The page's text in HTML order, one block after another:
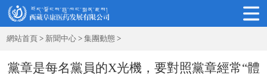
網站首頁> 新聞中心> 集團動態>
黨章是每名黨員的X光機，要對照黨章經常“體